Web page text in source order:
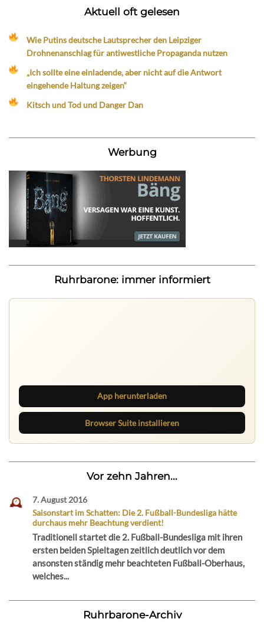
Aktuell oft gelesen
Wie Putins deutsche Lautsprecher den Leipziger
Drohnenanschlag für antiwestliche Propaganda nutzen
„Ich sollte eine einladende, aber nicht auf die Antwort
eingehende Haltung zeigen“
Kitsch und Tod und Danger Dan
Werbung
Ruhrbarone: immer informiert
App herunterladen
Browser Suite installieren
Vor zehn Jahren...
7. August 2016
Saisonstart im Schatten: Die 2. Fußball-Bundesliga hätte
durchaus mehr Beachtung verdient!
Traditionell startet die 2. Fußball-Bundesliga mit ihren
ersten beiden Spieltagen zeitlich deutlich vor dem
ansonsten ständig mehr beachteten Fußball-Oberhaus,
welches...
Ruhrbarone-Archiv